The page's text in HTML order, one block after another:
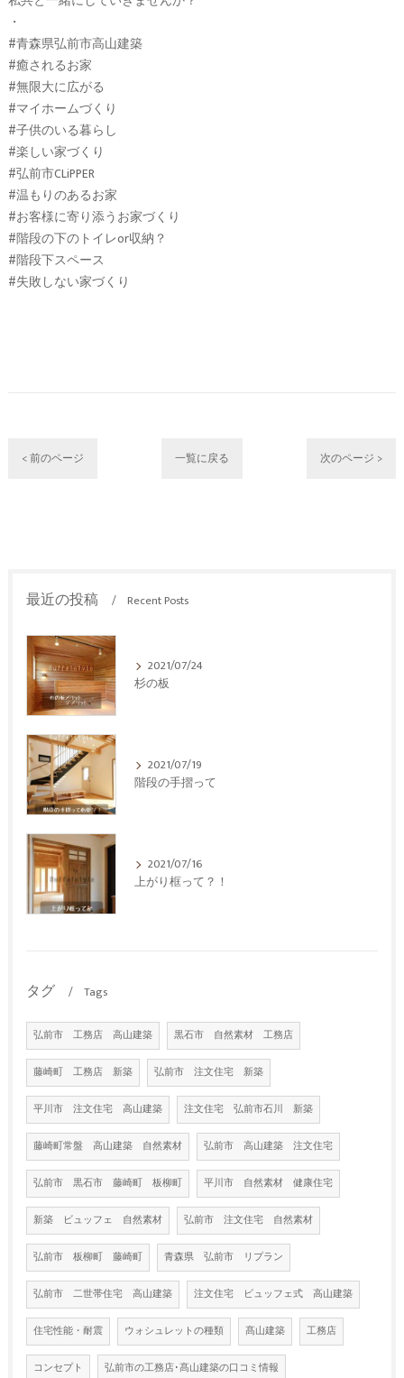
・
#青森県弘前市高山建築
#癒されるお家
#無限大に広がる
#マイホームづくり
#子供のいる暮らし
#楽しい家づくり
#弘前市CLiPPER
#温もりのあるお家
#お客様に寄り添うお家づくり
#階段の下のトイレor収納？
#階段下スペース
#失敗しない家づくり
< 前のページ 一覧に戻る 次のページ >
最近の投稿 Recent Posts
2021/07/24
杉の板
2021/07/19
階段の手摺って
2021/07/16
上がり框って？！
タグ Tags
弘前市 工務店 高山建築 黒石市 自然素材 工務店
藤崎町 工務店 新築 弘前市 注文住宅 新築
平川市 注文住宅 高山建築 注文住宅 弘前市石川 新築
藤崎町常盤 高山建築 自然素材 弘前市 高山建築 注文住宅
弘前市 黒石市 藤崎町 板柳町 平川市 自然素材 健康住宅
新築 ビュッフェ 自然素材 弘前市 注文住宅 自然素材
弘前市 板柳町 藤崎町 青森県 弘前市 リプラン
弘前市 二世帯住宅 高山建築 注文住宅 ビュッフェ式 高山建築
住宅性能・耐震 ウォシュレットの種類 髙山建築 工務店
コンセプト 弘前市の工務店･髙山建築の口コミ情報